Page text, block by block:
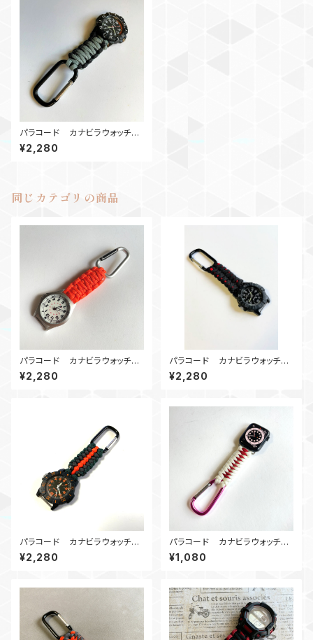
パラコード カナビラウォッチ
SBBK1908
¥2,280
同じカテゴリの商品
パラコード カナビラウォッチ
KC_OR
¥2,280
パラコード カナビラウォッチ
FishtailBelly_BR
¥2,280
パラコード カナビラウォッチ
Covenant_GOG
¥2,280
パラコード カナビラウォッチ
DragonTeeth_RW
¥1,080